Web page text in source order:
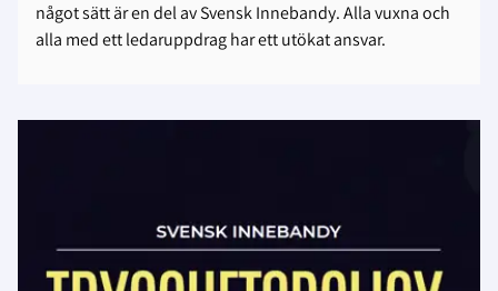
något sätt är en del av Svensk Innebandy.Alla vuxna och
alla med ett ledaruppdrag har ett utökat ansvar.